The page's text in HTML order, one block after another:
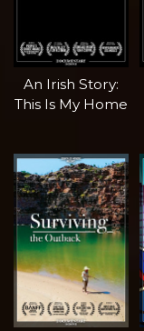
An Irish Story:
This Is My Home